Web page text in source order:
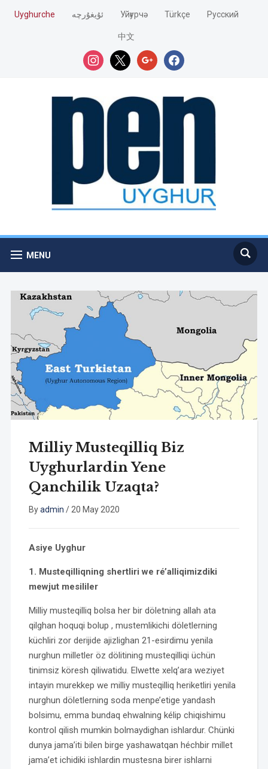
Uyghurche ئۇيغۇرچە Уйғурчә Türkçe Pусский
中文
instagram
x google facebook
MENU
Milliy Musteqilliq Biz
Uyghurlardin Yene
Qanchilik Uzaqta?
Byadmin /20 May 2020
Asiye Uyghur
1. Musteqilliqning shertliri we ré’alliqimizdiki
mewjut mesililer
Milliy musteqilliq bolsa her bir döletning allah ata
qilghan hoquqi bolup , mustemlikichi döletlerning
küchliri zor derijide ajizlighan 21-esirdimu yenila
nurghun milletler öz dölitining musteqilliqi üchün
tinimsiz köresh qiliwatidu. Elwette xelq’ara weziyet
intayin murekkep we milliy musteqilliq heriketliri yenila
nurghun döletlerning soda menpe’etige yandash
bolsimu, emma bundaq ehwalning kélip chiqishimu
kontrol qilish mumkin bolmaydighan ishlardur. Chünki
dunya jama’iti bilen birge yashawatqan héchbir millet
jama’et ichidiki ishlardin mustesna birer ishlarni